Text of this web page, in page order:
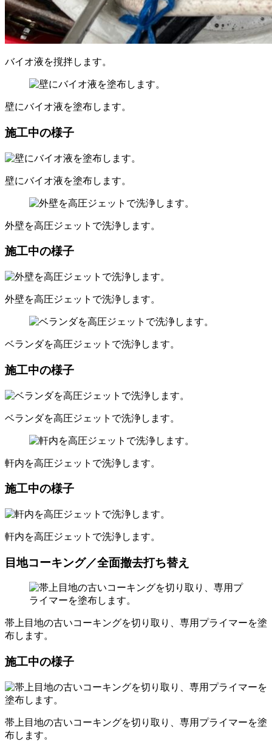
バイオ液を撹拌します。
壁にバイオ液を塗布します。
施工中の様子
壁にバイオ液を塗布します。
外壁を高圧ジェットで洗浄します。
施工中の様子
外壁を高圧ジェットで洗浄します。
ベランダを高圧ジェットで洗浄します。
施工中の様子
ベランダを高圧ジェットで洗浄します。
軒内を高圧ジェットで洗浄します。
施工中の様子
軒内を高圧ジェットで洗浄します。
目地コーキング／全面撤去打ち替え
帯上目地の古いコーキングを切り取り、専用プライマーを塗
布します。
施工中の様子
帯上目地の古いコーキングを切り取り、専用プライマーを塗
布します。